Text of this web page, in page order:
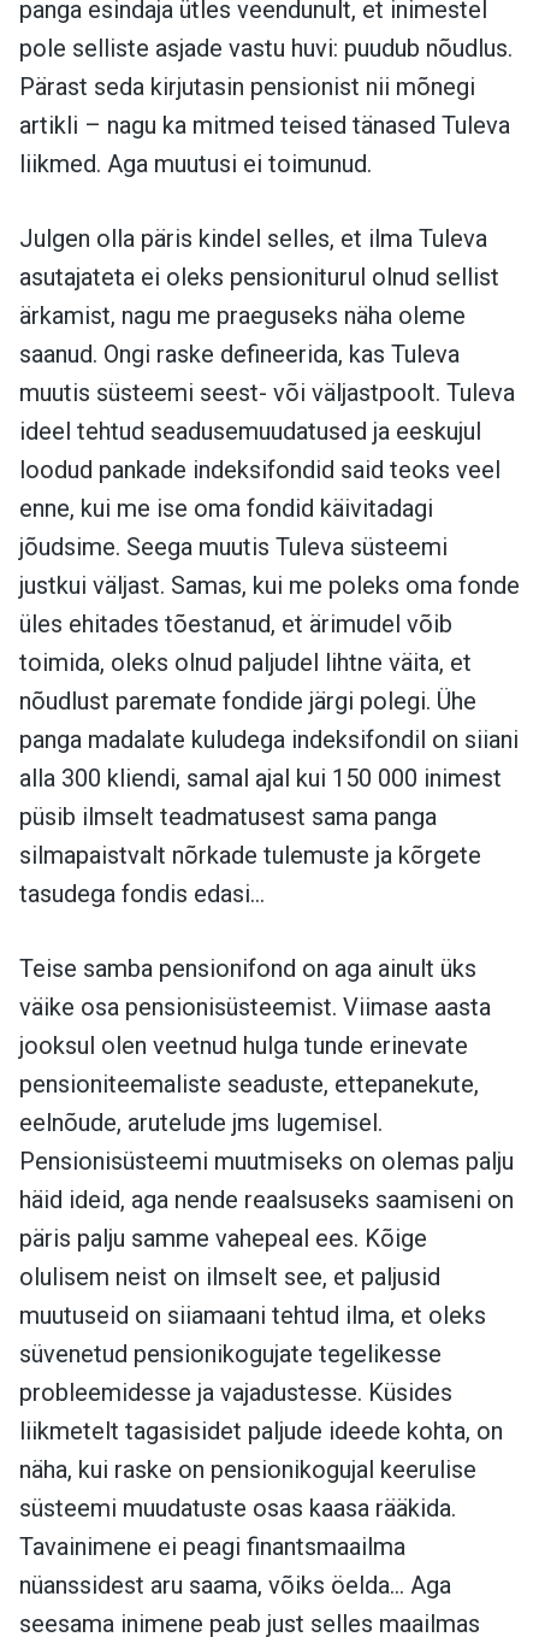
panga esindaja ütles veendunult, et inimestel
pole selliste asjade vastu huvi: puudub nõudlus.
Pärast seda kirjutasin pensionist nii mõnegi
artikli – nagu ka mitmed teised tänased Tuleva
liikmed. Aga muutusi ei toimunud.
Julgen olla päris kindel selles, et ilma Tuleva
asutajateta ei oleks pensioniturul olnud sellist
ärkamist, nagu me praeguseks näha oleme
saanud. Ongi raske defineerida, kas Tuleva
muutis süsteemi seest- või väljastpoolt. Tuleva
ideel tehtud seadusemuudatused ja eeskujul
loodud pankade indeksifondid said teoks veel
enne, kui me ise oma fondid käivitadagi
jõudsime. Seega muutis Tuleva süsteemi
justkui väljast. Samas, kui me poleks oma fonde
üles ehitades tõestanud, et ärimudel võib
toimida, oleks olnud paljudel lihtne väita, et
nõudlust paremate fondide järgi polegi. Ühe
panga madalate kuludega indeksifondil on siiani
alla 300 kliendi, samal ajal kui 150 000 inimest
püsib ilmselt teadmatusest sama panga
silmapaistvalt nõrkade tulemuste ja kõrgete
tasudega fondis edasi…
Teise samba pensionifond on aga ainult üks
väike osa pensionisüsteemist. Viimase aasta
jooksul olen veetnud hulga tunde erinevate
pensioniteemaliste seaduste, ettepanekute,
eelnõude, arutelude jms lugemisel.
Pensionisüsteemi muutmiseks on olemas palju
häid ideid, aga nende reaalsuseks saamiseni on
päris palju samme vahepeal ees. Kõige
olulisem neist on ilmselt see, et paljusid
muutuseid on siiamaani tehtud ilma, et oleks
süvenetud pensionikogujate tegelikesse
probleemidesse ja vajadustesse. Küsides
liikmetelt tagasisidet paljude ideede kohta, on
näha, kui raske on pensionikogujal keerulise
süsteemi muudatuste osas kaasa rääkida.
Tavainimene ei peagi finantsmaailma
nüanssidest aru saama, võiks öelda… Aga
seesama inimene peab just selles maailmas